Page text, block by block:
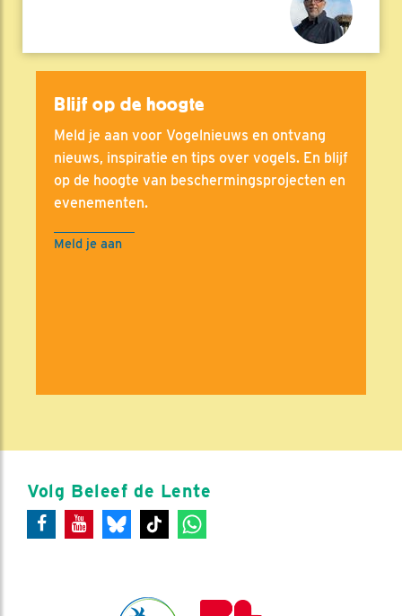
Blijf op de hoogte
Meld je aan voor Vogelnieuws en ontvang
nieuws, inspiratie en tips over vogels. En blijf
op de hoogte van beschermingsprojecten en
evenementen.
Meld je aan
Volg Beleef de Lente